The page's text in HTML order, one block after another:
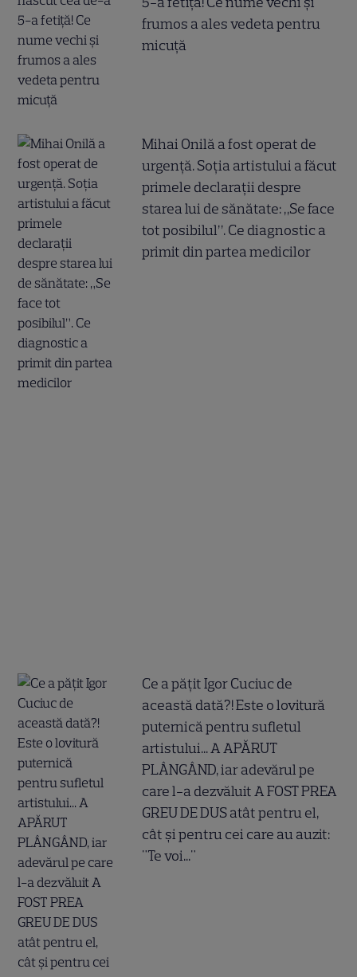
frumos a ales vedeta pentru
micuță
Mihai Onilă a fost operat de
urgență. Soția artistului a făcut
primele declarații despre
starea lui de sănătate: „Se face
tot posibilul”. Ce diagnostic a
primit din partea medicilor
Ce a pățit Igor Cuciuc de
această dată?! Este o lovitură
puternică pentru sufletul
artistului... A APĂRUT
PLÂNGÂND, iar adevărul pe
care l-a dezvăluit A FOST PREA
GREU DE DUS atât pentru el,
cât și pentru cei care au auzit:
"Te voi..."